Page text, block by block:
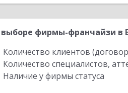
фирмы-франчайзи в
Количество клиентов
Количество специалистов,
Наличие у фирмы статуса